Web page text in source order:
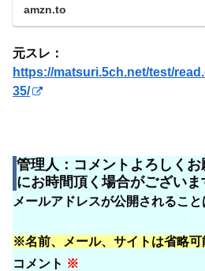
クションカムスト...
amzn.to
元スレ：
https://matsuri.5ch.net/test/
35/
管理人：コメントよろしく
にお時間頂く場合がございま
メールアドレスが公開されること
※名前、メール、サイトは省略可
コメント ※